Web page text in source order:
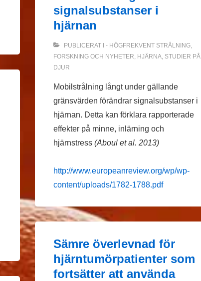
signalsubstanser i
hjärnan
PUBLICERAT I - HÖGFREKVENT STRÅLNING,
FORSKNING OCH NYHETER HJÄRNA, STUDIER PÅ
DJUR
Mobilstrålning långt under gällande
gränsvärden förändrar signalsubstanser i
hjärnan. Detta kan förklara rapporterade
effekter på minne, inlärning och
hjärnstress (Aboul et al. 2013)
http://www.europeanreview.org/wp/wp-
content/uploads/1782-1788.pdf
Sämre överlevnad för
hjärntumörpatienter som
fortsätter att använda